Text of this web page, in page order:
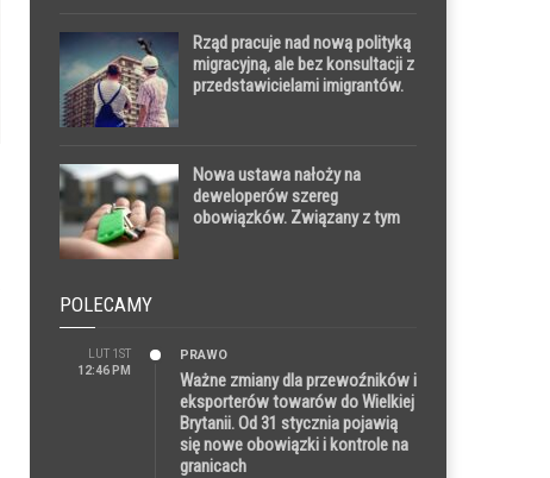
Rząd pracuje nad nową polityką
migracyjną, ale bez konsultacji z
przedstawicielami imigrantów.
Nowa ustawa nałoży na
deweloperów szereg
obowiązków. Związany z tym
POLECAMY
LUT 1ST
12:46 PM
PRAWO
Ważne zmiany dla przewoźników i
eksporterów towarów do Wielkiej
Brytanii. Od 31 stycznia pojawią
się nowe obowiązki i kontrole na
granicach